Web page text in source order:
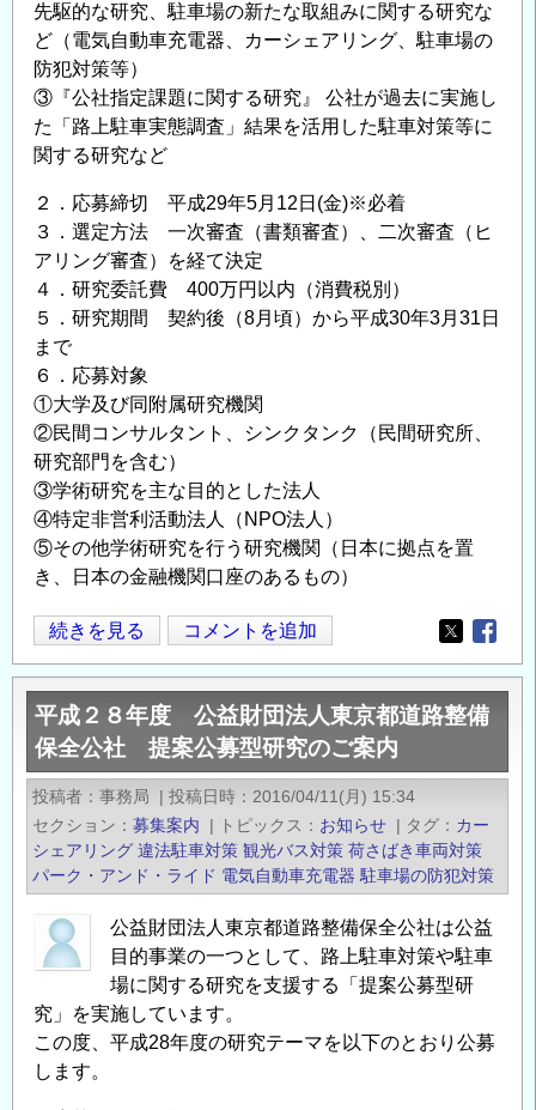
先駆的な研究、駐車場の新たな取組みに関する研究な
ど（電気自動車充電器、カーシェアリング、駐車場の
防犯対策等）
③『公社指定課題に関する研究』 公社が過去に実施し
た「路上駐車実態調査」結果を活用した駐車対策等に
関する研究など
２．応募締切 平成29年5月12日(金)※必着
３．選定方法 一次審査（書類審査）、二次審査（ヒ
アリング審査）を経て決定
４．研究委託費 400万円以内（消費税別）
５．研究期間 契約後（8月頃）から平成30年3月31日
まで
６．応募対象
①大学及び同附属研究機関
②民間コンサルタント、シンクタンク（民間研究所、
研究部門を含む）
③学術研究を主な目的とした法人
④特定非営利活動法人（NPO法人）
⑤その他学術研究を行う研究機関（日本に拠点を置
き、日本の金融機関口座のあるもの）
平
成
２
９
年
度
公
益
財
団
法
京
都
道
続きを見る コメントを追加
Opens in
平成２８年度 公益財団法人東京都道路整備
保全公社 提案公募型研究のご案内
投稿者 事務局 | 投稿日時
2016/04/11(月) 15:34
セクション
募集案内 | トピックス お知らせ | タグ
カー
シェアリング 違法駐車対策 観光バス対策 荷さばき車両対策
パーク・アンド・ライド 電気自動車充電器 駐車場の防犯対策
公益財団法人東京都道路整備保全公社は公益
目的事業の一つとして、路上駐車対策や駐車
場に関する研究を支援する「提案公募型研
究」を実施しています。
この度、平成28年度の研究テーマを以下のとおり公募
します。